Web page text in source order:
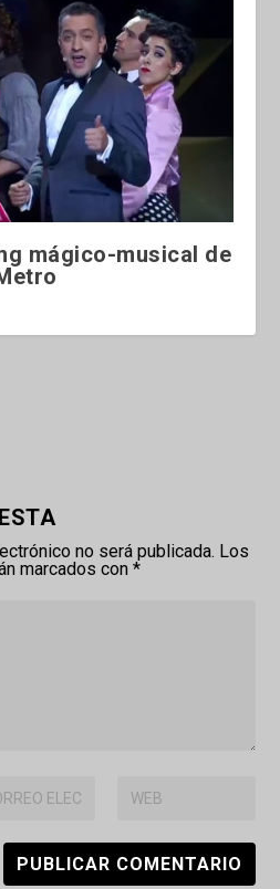
mágico-musical de
no será publicada. Los
marcados con*